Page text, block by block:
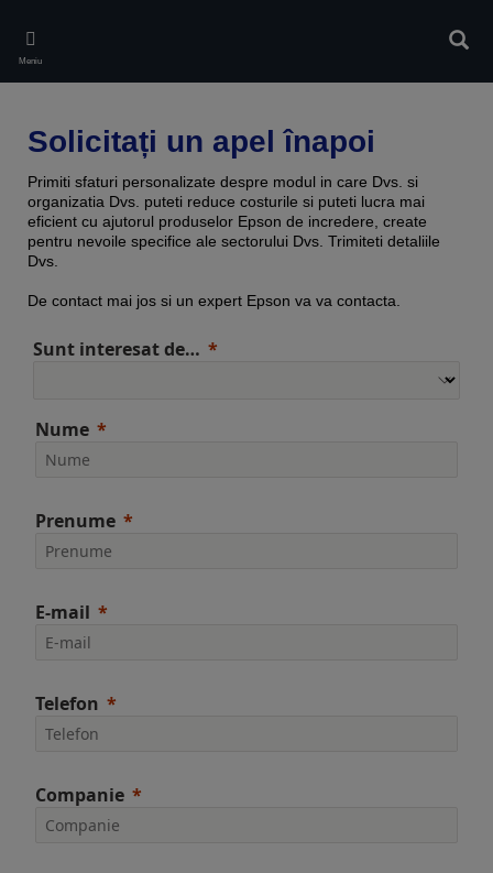
main
content
Meniu
Solicitați un apel înapoi
Primiti sfaturi personalizate despre modul in care Dvs. si
organizatia Dvs. puteti reduce costurile si puteti lucra mai
eficient cu ajutorul produselor Epson de incredere, create
pentru nevoile specifice ale sectorului Dvs. Trimiteti detaliile
Dvs.
De contact mai jos si un expert Epson va va contacta.
Sunt interesat de…
Nume
Prenume
E-mail
Telefon
Companie